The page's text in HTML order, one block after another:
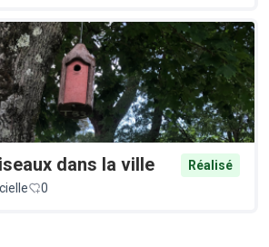
dans la ville
Réalisé
0